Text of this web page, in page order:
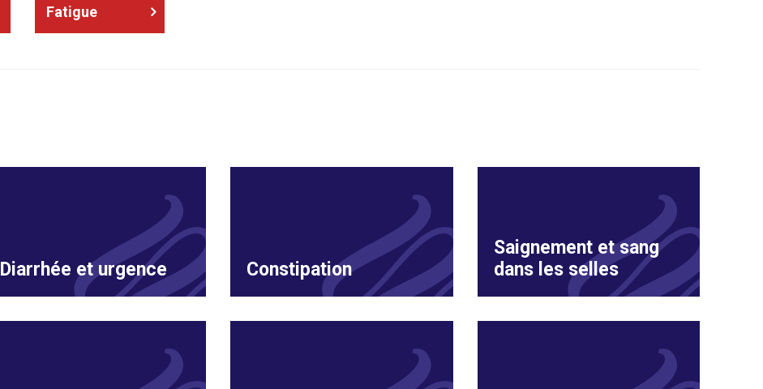
Fatigue
Diarrhée et urgence Constipation
Saignement et sang
dans les selles